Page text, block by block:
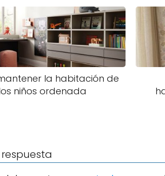
la habitación de
niños ordenada